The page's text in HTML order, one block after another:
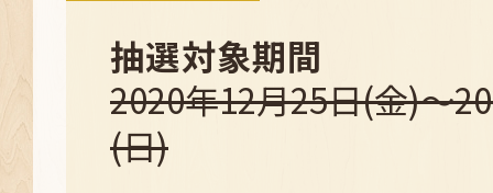
抽選対象期間
2020年12月25日(金)～
(日)